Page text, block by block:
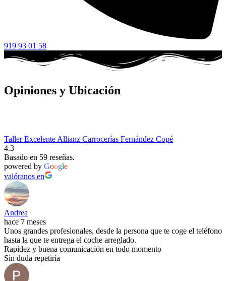
919 93 01 58
Opiniones y Ubicación
Taller Excelente Allianz Carrocerías Fernández Copé
4.3
Basado en 59 reseñas.
powered by Google
valóranos en
Andrea
hace 7 meses
Unos grandes profesionales, desde la persona que te coge el teléfono
hasta la que te entrega el coche arreglado.
Rapidez y buena comunicación en todo momento
Sin duda repetiría